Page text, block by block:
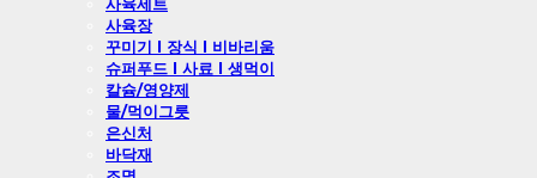
사육세트
사육장
꾸미기 l 장식 l 비바리움
슈퍼푸드 l 사료 l 생먹이
칼슘/영양제
물/먹이그릇
은신처
바닥재